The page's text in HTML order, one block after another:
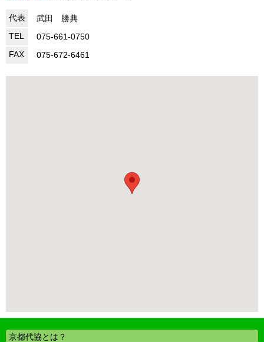
代表
武田 勝典
TEL
075-661-0750
FAX
075-672-6461
京都代協とは？